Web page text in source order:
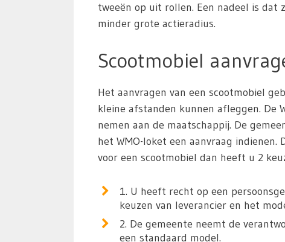
tweeën op uit rollen. Een nadeel is dat
minder grote actieradius.
Scootmobiel
Het aanvragen van een scootmobiel
kleine afstanden kunnen afleggen. De
nemen aan de maatschappij. De
het WMO-loket een aanvraag
voor een scootmobiel dan heeft u 2
1. U heeft recht op een
keuzen van leverancier en het
2. De gemeente neemt de
een standaard model.